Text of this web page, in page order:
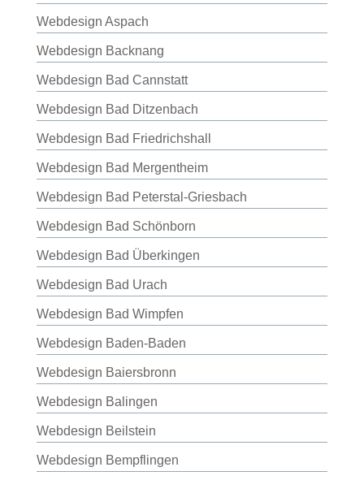
Webdesign Aspach
Webdesign Backnang
Webdesign Bad Cannstatt
Webdesign Bad Ditzenbach
Webdesign Bad Friedrichshall
Webdesign Bad Mergentheim
Webdesign Bad Peterstal-Griesbach
Webdesign Bad Schönborn
Webdesign Bad Überkingen
Webdesign Bad Urach
Webdesign Bad Wimpfen
Webdesign Baden-Baden
Webdesign Baiersbronn
Webdesign Balingen
Webdesign Beilstein
Webdesign Bempflingen